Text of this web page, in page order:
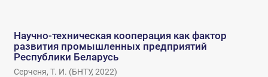
Научно-техническая кооперация как фактор
развития промышленных предприятий
Республики Беларусь
Серченя, Т. И. (БНТУ,2022)